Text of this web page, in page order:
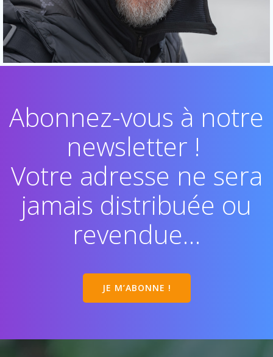
Abonnez-vous à notre
newsletter !
Votre adresse ne sera
jamais distribuée ou
revendue…
JE M’ABONNE !